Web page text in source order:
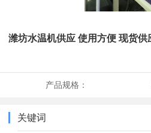
潍坊水温机供应 使用方便 现货供
产品规格：
关键词